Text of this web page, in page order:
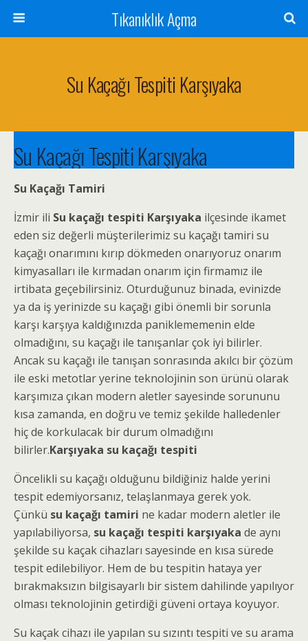
Tıkanıklık Açma
Su Kaçağı Tespiti Karşıyaka
Su Kaçağı Tespiti Karşıyaka
Su Kaçağı Tamiri
İzmir ili Su kaçağı tespiti Karşıyaka ilçesinde ikamet
eden siz değerli müşterilerimiz su kaçağı tamiri su
kaçağı onarımını kırıp dökmeden onarıyoruz onarım
kimyasalları ile kırmadan onarım için firmamız ile
irtibata geçebilirsiniz. Oturduğunuz binada, evinizde
ya da iş yerinizde su kaçağı gibi önemli bir sorunla
karşı karşıya kaldığınızda paniklememenin elde
olmadığını, su kaçağı ile tanışanlar çok iyi bilirler.
Ancak su kaçağı ile tanışan sonrasında akılcı bir çözüm
ile eski metotlar yerine teknolojinin son ürünü olarak
karşımıza çıkan modern aletler sayesinde sorununu
kısa zamanda, en doğru ve temiz şekilde halledenler
hiç de korkulacak bir durum olmadığını
bilirler.Karşıyaka su kaçağı tespiti
Öncelikli su kaçağı olduğunu bildiğiniz halde yerini
tespit edemiyorsanız, telaşlanmaya gerek yok.
Çünkü su kaçağı tamiri ne kadar modern aletler ile
yapılabiliyorsa, su kaçağı tespiti karşıyaka de aynı
şekilde su kaçak cihazları sayesinde en kısa sürede
tespit edilebiliyor. Hem de bu tespitin hataya yer
bırakmaksızın bilgisayarlı bir sistem dahilinde yapılıyor
olması teknolojinin getirdiği güveni ortaya koyuyor.
Su kaçak cihazı ile yapılan su sızıntı tespiti ve su arama